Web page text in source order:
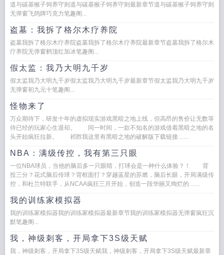
道与碳基猴子饲养守则道与碳基猴子饲养守则最新章节道与碳基猴子饲养守则
无弹窗飞鸽牌巧克力笔趣阁...
盗墓：我拆了格尔木疗养院
盗墓我拆了格尔木疗养院盗墓我拆了格尔木疗养院最新章节盗墓我拆了格尔木
疗养院无弹窗鹤顶红加冰笔趣阁...
假太监：我乃大明九千岁
假太监我乃大明九千岁假太监我乃大明九千岁最新章节假太监我乃大明九千岁
无弹窗初九元十笔趣阁...
怪物来了
万众期待下，研发十年的虚拟现实游戏黑暗之地上线，但高昂的售价让无数等
待已经的玩家心生退却。 同一时间，一款不知名的游戏借着黑暗之地的名
头开始疯狂拉新。 祁胜我这里有黑暗之地的破解版下载链接…...
NBA：满级传控，我有第三只眼
一位NBA球员，当他的脑后多一只眼睛，打球会是一种什么体验？！ 背
投三分？花式脑后传球？背框面打？穿越蓝星的苏燃，脑后长眼，开局满级传
控，和杜兰特联手，从NCAA疯狂三月开始，创造一段华丽又绚烂的…...
我的训练家模拟器
我的训练家模拟器我的训练家模拟器最新章节我的训练家模拟器无弹窗疯狂沉
默笔趣阁...
我，神级刺客，开局拿下3S级天赋
我，神级刺客，开局拿下3S级天赋我，神级刺客，开局拿下3S级天赋最新章